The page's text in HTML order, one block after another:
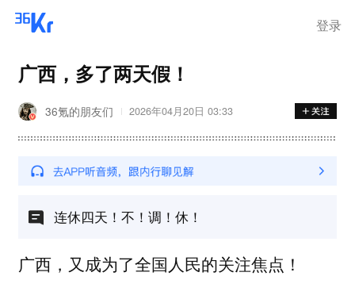
登录
广西，多了两天假！
36氪的朋友们 2026年04月20日 03:33
连休四天！不！调！休！
广西，又成为了全国人民的关注焦点！